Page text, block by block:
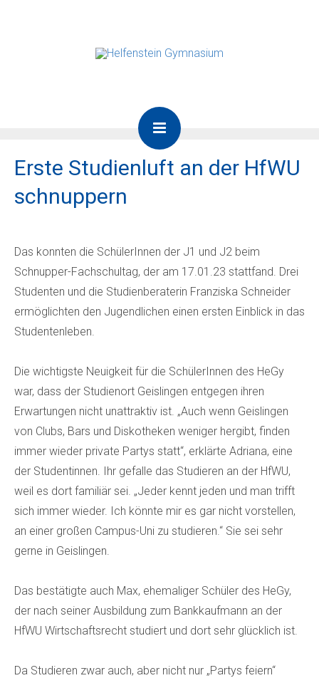
Erste Studienluft an der HfWU
schnuppern
Das konnten die SchülerInnen der J1 und J2 beim
Schnupper-Fachschultag, der am 17.01.23 stattfand. Drei
Studenten und die Studienberaterin Franziska Schneider
ermöglichten den Jugendlichen einen ersten Einblick in das
Studentenleben.
Die wichtigste Neuigkeit für die SchülerInnen des HeGy
war, dass der Studienort Geislingen entgegen ihren
Erwartungen nicht unattraktiv ist. „Auch wenn Geislingen
von Clubs, Bars und Diskotheken weniger hergibt, finden
immer wieder private Partys statt“, erklärte Adriana, eine
der Studentinnen. Ihr gefalle das Studieren an der HfWU,
weil es dort familiär sei. „Jeder kennt jeden und man trifft
sich immer wieder. Ich könnte mir es gar nicht vorstellen,
an einer großen Campus-Uni zu studieren.“ Sie sei sehr
gerne in Geislingen.
Das bestätigte auch Max, ehemaliger Schüler des HeGy,
der nach seiner Ausbildung zum Bankkaufmann an der
HfWU Wirtschaftsrecht studiert und dort sehr glücklich ist.
Da Studieren zwar auch, aber nicht nur „Partys feiern“